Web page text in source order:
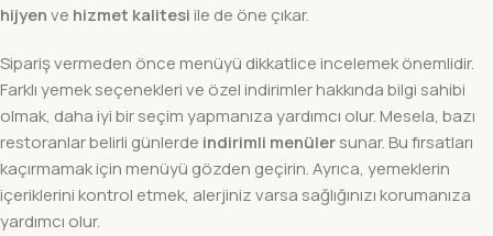
hijyenve hizmet kalitesi ile de öne çıkar.
Sipariş vermeden önce menüyü dikkatlice incelemek önemlidir.
Farklı yemek seçenekleri ve özel indirimler hakkında bilgi sahibi
olmak, daha iyi bir seçim yapmanıza yardımcı olur. Mesela, bazı
restoranlar belirli günlerde indirimli menülersunar. Bu fırsatları
kaçırmamak için menüyü gözden geçirin. Ayrıca, yemeklerin
içeriklerini kontrol etmek, alerjiniz varsa sağlığınızı korumanıza
yardımcı olur.